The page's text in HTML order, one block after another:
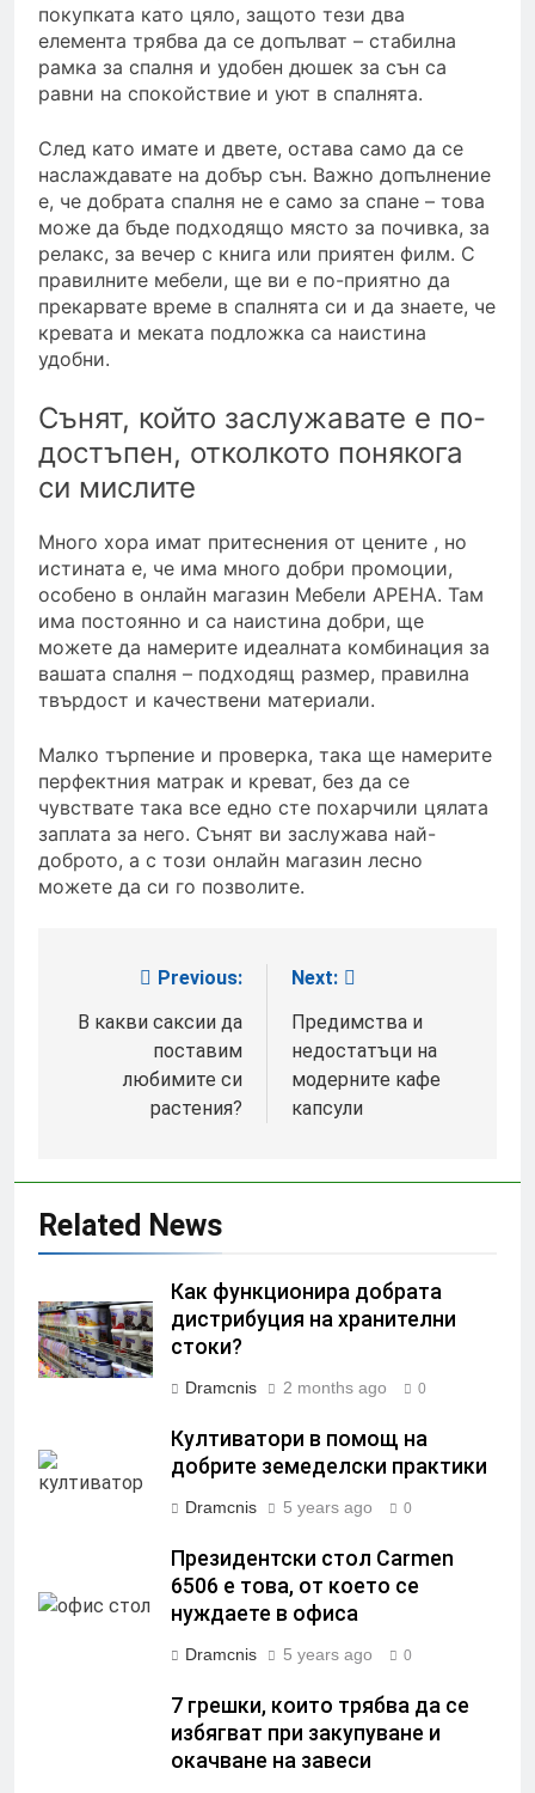
покупката като цяло, защото тези два
елемента трябва да се допълват – стабилна
рамка за спалня и удобен дюшек за сън са
равни на спокойствие и уют в спалнята.
След като имате и двете, остава само да се
наслаждавате на добър сън. Важно допълнение
е, че добрата спалня не е само за спане – това
може да бъде подходящо място за почивка, за
релакс, за вечер с книга или приятен филм. С
правилните мебели, ще ви е по-приятно да
прекарвате време в спалнята си и да знаете, че
кревата и меката подложка са наистина
удобни.
Сънят, който заслужавате е по-
достъпен, отколкото понякога
си мислите
Много хора имат притеснения от цените , но
истината е, че има много добри промоции,
особено в онлайн магазин Мебели АРЕНА. Там
има постоянно и са наистина добри, ще
можете да намерите идеалната комбинация за
вашата спалня – подходящ размер, правилна
твърдост и качествени материали.
Малко търпение и проверка, така ще намерите
перфектния матрак и креват, без да се
чувствате така все едно сте похарчили цялата
заплата за него. Сънят ви заслужава най-
доброто, а с този онлайн магазин лесно
можете да си го позволите.
navigation
Previous:
В какви саксии да
поставим
любимите си
растения?
Next:
Предимства и
недостатъци на
модерните кафе
капсули
Related News
Как функционира добрата
дистрибуция на хранителни
стоки?
Dramcnis 2 months ago 0
Култиватори в помощ на
добрите земеделски практики
Dramcnis 5 years ago 0
Президентски стол Carmen
6506 е това, от което се
нуждаете в офиса
Dramcnis 5 years ago 0
7 грешки, които трябва да се
избягват при закупуване и
окачване на завеси